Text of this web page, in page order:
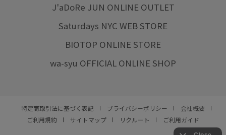
J'aDoRe JUN ONLINE OUTLET
Saturdays NYC WEB STORE
BIOTOP ONLINE STORE
wa-syu OFFICIAL ONLINE SHOP
特定商取引法に基づく表記 プライバシーポリシー
会社概要
ご利用規約
サイトマップ リクルート ご利用ガイド